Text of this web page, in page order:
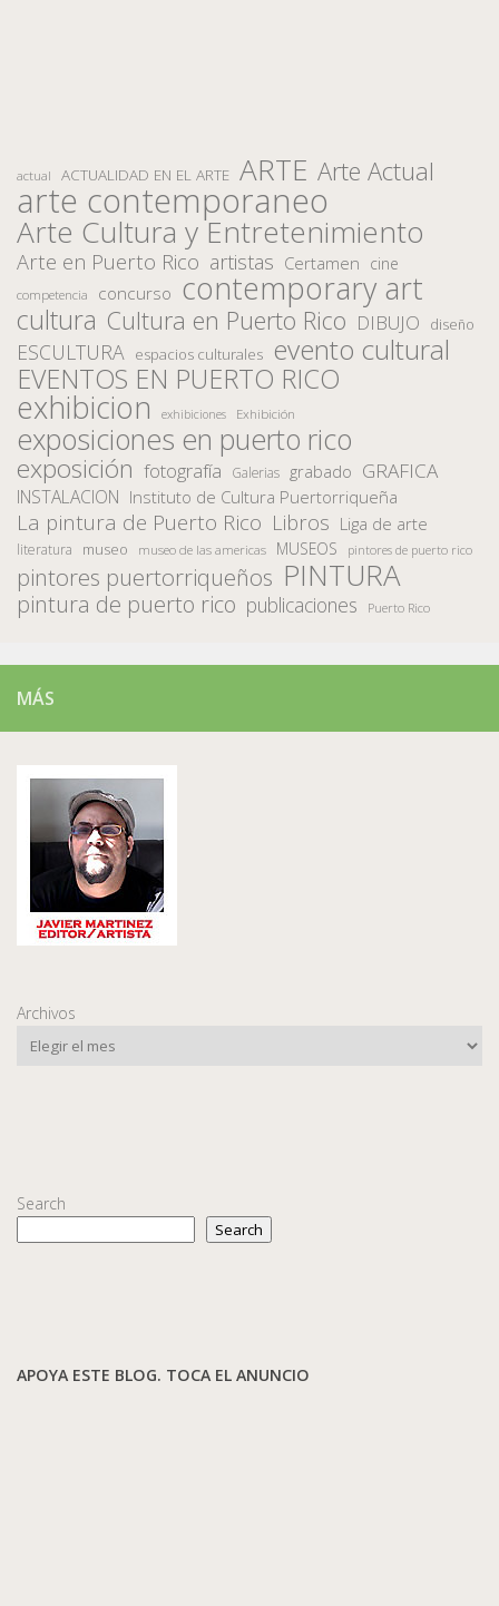
actual ACTUALIDAD EN EL ARTE ARTE Arte Actual
arte contemporaneo
Arte Cultura y Entretenimiento
Arte en Puerto Rico artistas Certamen cine
competencia concurso contemporary art
cultura Cultura en Puerto Rico DIBUJO diseño
ESCULTURA espacios culturales evento cultural
EVENTOS EN PUERTO RICO
exhibicion exhibiciones Exhibición
exposiciones en puerto rico
exposición fotografía Galerias grabado GRAFICA
INSTALACION Instituto de Cultura Puertorriqueña
La pintura de Puerto Rico Libros Liga de arte
literatura museo museo de las americas MUSEOS pintores de puerto rico
pintores puertorriqueños PINTURA
pintura de puerto rico publicaciones Puerto Rico
MÁS
Archivos
Search
Search
APOYA ESTE BLOG. TOCA EL ANUNCIO